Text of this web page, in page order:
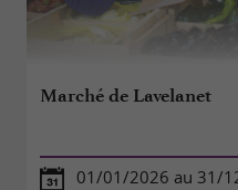
Marché de Lavelanet
01/01/2026 au 31/